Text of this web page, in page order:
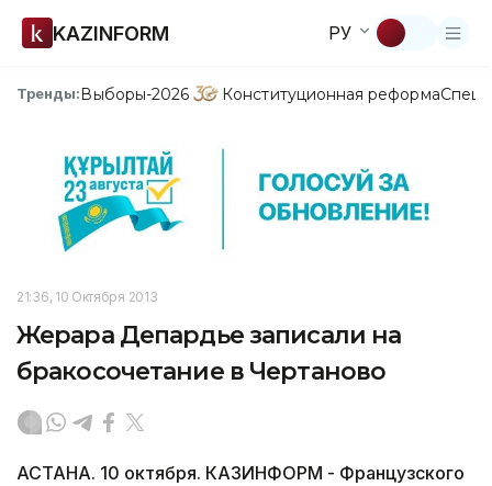
KAZINFORM РУ
Тренды:Выборы-2026 Конституционная реформа
21:36, 10 Октября 2013
Жерара Депардье записали на
бракосочетание в Чертаново
АСТАНА. 10 октября. КАЗИНФОРМ - Французского